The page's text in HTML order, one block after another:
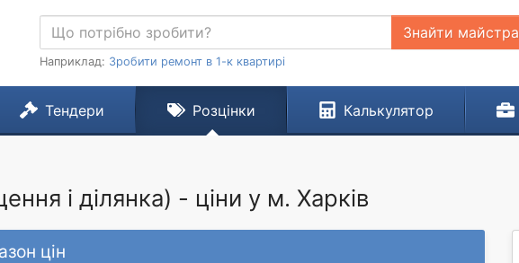
Знайти майстра
Наприклад: Зробити ремонт в 1-к квартирі
Тендери Розцінки Калькулятор
і ділянка) - ціни у м. Харків
цін